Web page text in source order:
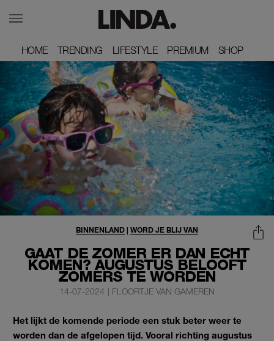
HOME
HOME TRENDING
TRENDING LIFESTYLE
LIFESTYLE PREMIUM
PREMIUM SHOP
SHOP
GAAT DE ZOMER ER DAN ECHT
KOMEN? AUGUSTUS BELOOFT
ZOMERS TE WORDEN
BINNENLAND | WORD JE BLIJ VAN
14-07-2024 | FLOORTJE VAN GAMEREN
Het lijkt de komende periode een stuk beter weer te
worden dan de afgelopen tijd. Vooral richting augustus